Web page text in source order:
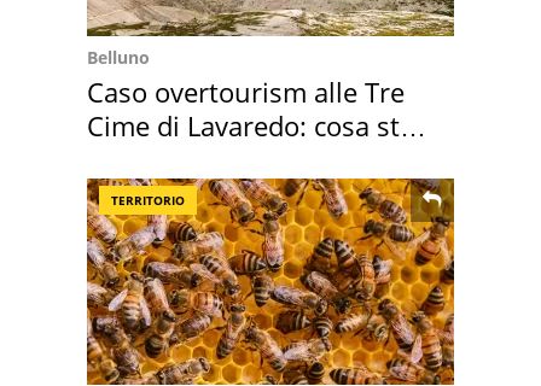
Belluno
Caso overtourism alle Tre
Cime di Lavaredo: cosa sta
TERRITORIO